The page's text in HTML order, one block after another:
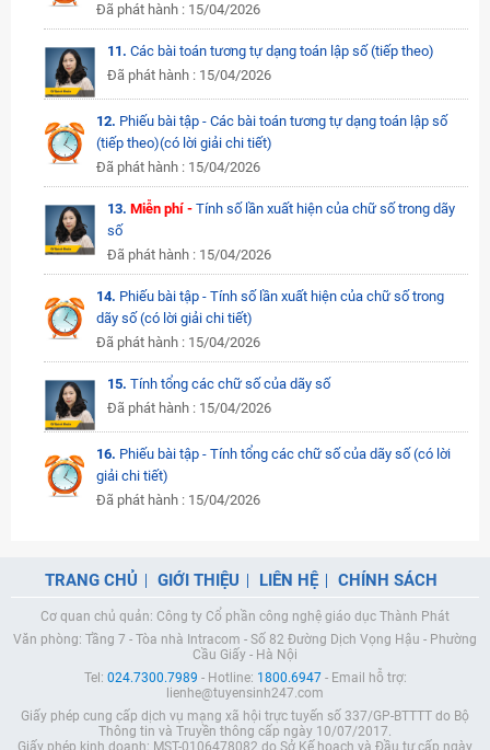
Đã phát hành : 15/04/2026
11. Các bài toán tương tự dạng toán lập số (tiếp theo)
Đã phát hành : 15/04/2026
12. Phiếu bài tập - Các bài toán tương tự dạng toán lập số
(tiếp theo)(có lời giải chi tiết)
Đã phát hành : 15/04/2026
13. Miễn phí - Tính số lần xuất hiện của chữ số trong dãy
số
Đã phát hành : 15/04/2026
14. Phiếu bài tập - Tính số lần xuất hiện của chữ số trong
dãy số (có lời giải chi tiết)
Đã phát hành : 15/04/2026
15. Tính tổng các chữ số của dãy số
Đã phát hành : 15/04/2026
16. Phiếu bài tập - Tính tổng các chữ số của dãy số (có lời
giải chi tiết)
Đã phát hành : 15/04/2026
TRANG CHỦ GIỚI THIỆU LIÊN HỆ CHÍNH SÁCH
Cơ quan chủ quản: Công ty Cổ phần công nghệ giáo dục Thành Phát
Văn phòng: Tầng 7 - Tòa nhà Intracom - Số 82 Đường Dịch Vọng Hậu - Phường
Cầu Giấy - Hà Nội
Tel: 024.7300.7989 - Hotline: 1800.6947- Email hỗ trợ:
lienhe@tuyensinh247.com
Giấy phép cung cấp dịch vụ mạng xã hội trực tuyến số 337/GP-BTTTT do Bộ
Thông tin và Truyền thông cấp ngày 10/07/2017.
Giấy phép kinh doanh: MST-0106478082 do Sở Kế hoạch và Đầu tư cấp ngày